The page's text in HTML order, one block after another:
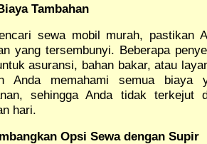
Tambahan
sewa mobil murah, pastikan
yang tersembunyi. Beberapa
asuransi, bahan bakar, atau
Anda memahami semua biaya
sehingga Anda tidak
hari.
Opsi Sewa dengan Supir